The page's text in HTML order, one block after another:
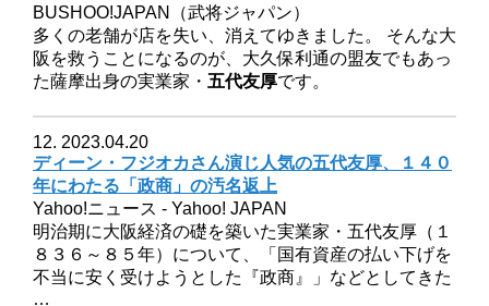
BUSHOO!JAPAN（武将ジャパン）
多くの老舗が店を失い、消えてゆきました。 そんな大
阪を救うことになるのが、大久保利通の盟友でもあっ
た薩摩出身の実業家・ 五代友厚です。
12. 2023.04.20
ディーン・フジオカさん演じ人気の五代友厚、１４０
年にわたる「政商」の汚名返上
Yahoo!ニュース - Yahoo! JAPAN
明治期に大阪経済の礎を築いた実業家・五代友厚（１
８３６～８５年）について、「国有資産の払い下げを
不当に安く受けようとした『政商』」などとしてきた
…